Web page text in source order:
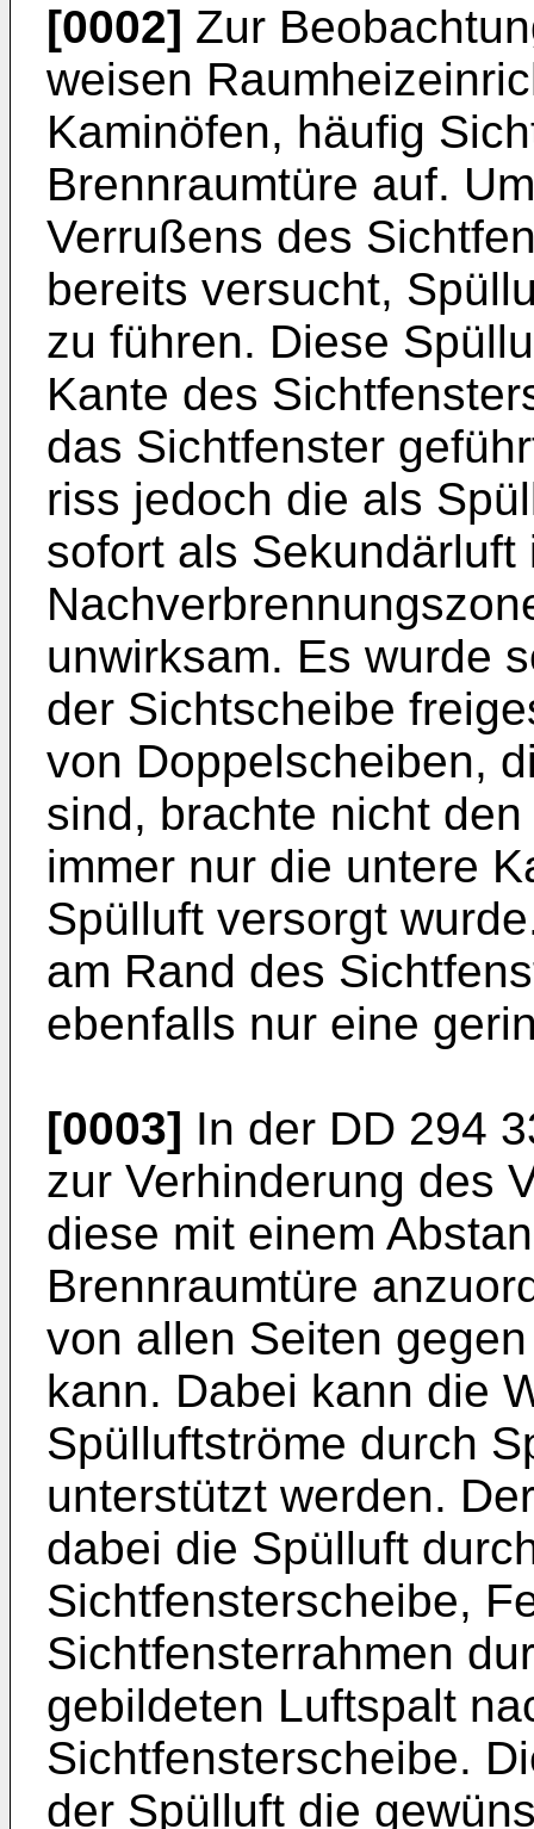
[0002] Zur
weisen
Kaminöfen, häufig
Brennraumtüre auf.
Verrußens des
bereits versucht,
zu führen. Diese
Kante des
das Sichtfenster
riss jedoch die als
sofort als Sekundärluft
unwirksam. Es wurde
der Sichtscheibe
von Doppelscheiben,
sind, brachte nicht
immer nur die untere
Spülluft versorgt
am Rand des
ebenfalls nur eine
[0003] In der DD 294
zur Verhinderung des
diese mit einem
Brennraumtüre
von allen Seiten
kann. Dabei kann die
Spülluftströme durch
unterstützt werden.
dabei die Spülluft
Sichtfensterscheibe,
Sichtfensterrahmen
gebildeten Luftspalt
Sichtfensterscheibe.
der Spülluft die